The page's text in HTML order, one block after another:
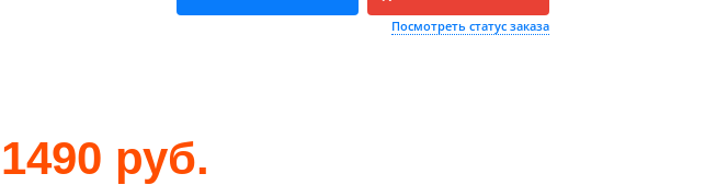
Посмотреть статус заказа
1490 руб.